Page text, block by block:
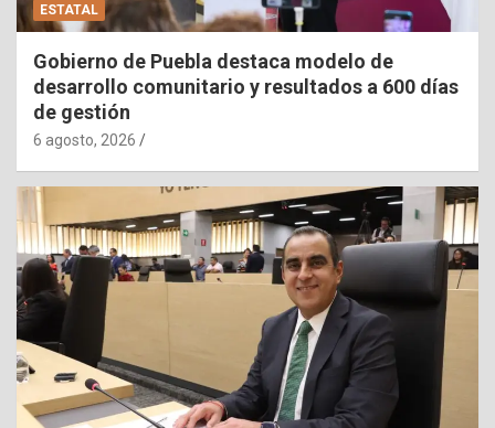
ESTATAL
Gobierno de Puebla destaca modelo de
desarrollo comunitario y resultados a 600 días
de gestión
6 agosto, 2026